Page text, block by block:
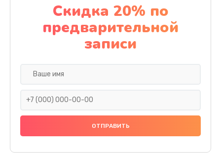
Замена дисплея (экрана)
2000 руб.
Заказать
Ремонт платы электроники
Прошивка
Скидка 20% по
предварительной
записи